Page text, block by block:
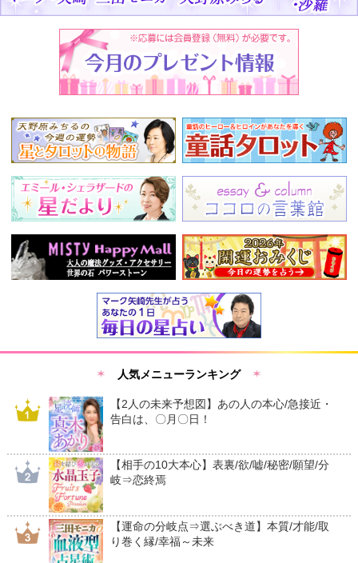
人気メニューランキング
【2人の未来予想図】あの人の本心/急接近・
告白は、〇月〇日！
【相手の10大本心】表裏/欲/嘘/秘密/願望/分
岐⇒恋終焉
【運命の分岐点⇒選ぶべき道】本質/才能/取
り巻く縁/幸福～未来